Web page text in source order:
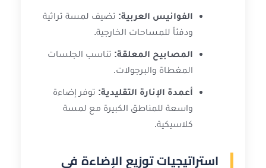
الفوانيس العربية: تضيف لمسة تراثية
ودفئاً للمساحات الخارجية.
المصابيح المعلقة: تناسب الجلسات
المغطاة والبرجولات.
أعمدة الإنارة التقليدية: توفر إضاءة
واسعة للمناطق الكبيرة مع لمسة
كلاسيكية.
استراتيجيات توزيع الإضاءة في